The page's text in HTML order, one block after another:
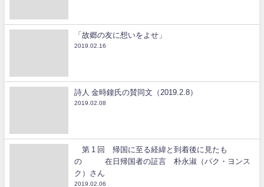
「故郷の友に想いをよせ」
2019.02.16
詩人 金時鐘氏の賛同文（2019.2.8）
2019.02.08
第 1 回 帰国に至る経緯と到着後に見たも
の 在日帰国者の証言 朴永淑（パク・ヨンス
ク）さん
2019.02.06